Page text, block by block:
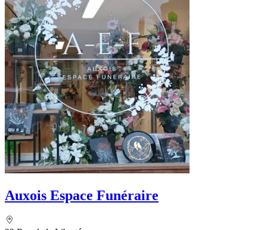
Auxois Espace Funéraire